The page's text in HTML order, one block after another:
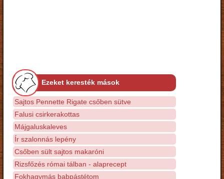
Ezeket keresték mások
Sajtos Pennette Rigate csőben sütve
Falusi csirkerakottas
Májgaluskaleves
Ír szalonnás lepény
Csőben sült sajtos makaróni
Rizsfőzés római tálban - alaprecept
Fokhagymás babpástétom